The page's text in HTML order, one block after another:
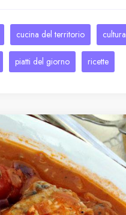
cucina del territorio
piatti del giorno ricette